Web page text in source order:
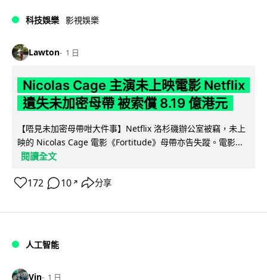
科技娛樂 影視娛樂
Lawton 1 日
Nicolas Cage 主演未上映電影 Netflix
遺失未加密母帶 被索償 8.19 億港元
【唔見未加密母帶咁大件事】Netflix 洛杉磯辦公室被竊，未上
映的 Nicolas Cage 電影《Fortitude》母帶亦告失蹤。電影...
閱讀全文
172 10 ↗ 分享
人工智能
Vin 1 日